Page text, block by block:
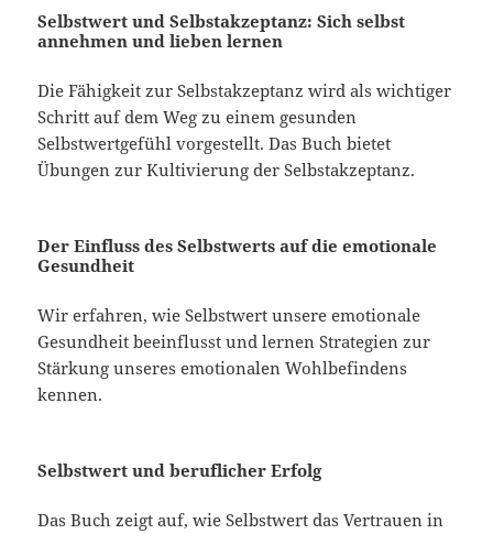
Selbstwert und Selbstakzeptanz: Sich selbst
annehmen und lieben lernen
Die Fähigkeit zur Selbstakzeptanz wird als wichtiger
Schritt auf dem Weg zu einem gesunden
Selbstwertgefühl vorgestellt. Das Buch bietet
Übungen zur Kultivierung der Selbstakzeptanz.
Der Einfluss des Selbstwerts auf die emotionale
Gesundheit
Wir erfahren, wie Selbstwert unsere emotionale
Gesundheit beeinflusst und lernen Strategien zur
Stärkung unseres emotionalen Wohlbefindens
kennen.
Selbstwert und beruflicher Erfolg
Das Buch zeigt auf, wie Selbstwert das Vertrauen in